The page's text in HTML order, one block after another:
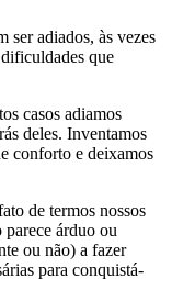
ser adiados, às vezes
que
casos adiamos
deles. Inventamos
conforto e deixamos
de termos nossos
parece árduo ou
ou não) a fazer
para conquistá-